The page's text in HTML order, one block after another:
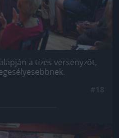
a tízes versenyzőt,